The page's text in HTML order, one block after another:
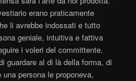
erano praticamente
li avrebbe indossati e tutto
geniale, intuitiva e fattiva
i voleri del committente.
guardare al di là della forma, di
persona le proponeva,